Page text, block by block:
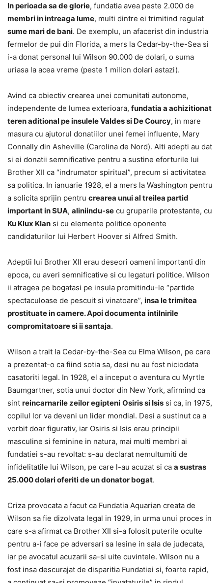
In perioada sa de glorie, fundatia avea peste 2.000 de
membri in intreaga lume, multi dintre ei trimitind regulat
sume mari de bani. De exemplu, un afacerist din industria
fermelor de pui din Florida, a mers la Cedar-by-the-Sea si
i-a donat personal lui Wilson 90.000 de dolari, o suma
uriasa la acea vreme (peste 1 milion dolari astazi).
Avind ca obiectiv crearea unei comunitati autonome,
independente de lumea exterioara, fundatia a achizitionat
teren aditional pe insulele Valdes si De Courcy, in mare
masura cu ajutorul donatiilor unei femei influente, Mary
Connally din Asheville (Carolina de Nord). Alti adepti au dat
si ei donatii semnificative pentru a sustine eforturile lui
Brother XII ca “indrumator spiritual”, precum si activitatea
sa politica. In ianuarie 1928, el a mers la Washington pentru
a solicita sprijin pentru crearea unui al treilea partid
important in SUA, aliniindu-se cu gruparile protestante, cu
Ku Klux Klan si cu elemente politice oponente
candidaturilor lui Herbert Hoover si Alfred Smith.
Adeptii lui Brother XII erau deseori oameni importanti din
epoca, cu averi semnificative si cu legaturi politice. Wilson
ii atragea pe bogatasi pe insula promitindu-le “partide
spectaculoase de pescuit si vinatoare”, insa le trimitea
prostituate in camere. Apoi documenta intilnirile
compromitatoare si ii santaja.
Wilson a trait la Cedar-by-the-Sea cu Elma Wilson, pe care
a prezentat-o ca fiind sotia sa, desi nu au fost niciodata
casatoriti legal. In 1928, el a inceput o aventura cu Myrtle
Baumgartner, sotia unui doctor din New York, afirmind ca
sint reincarnarile zeilor egipteni Osiris si Isis si ca, in 1975,
copilul lor va deveni un lider mondial. Desi a sustinut ca a
vorbit doar figurativ, iar Osiris si Isis erau principii
masculine si feminine in natura, mai multi membri ai
fundatiei s-au revoltat: s-au declarat nemultumiti de
infidelitatile lui Wilson, pe care l-au acuzat si ca a sustras
25.000 dolari oferiti de un donator bogat.
Criza provocata a facut ca Fundatia Aquarian creata de
Wilson sa fie dizolvata legal in 1929, in urma unui proces in
care s-a afirmat ca Brother XII si-a folosit puterile oculte
pentru a-i face pe adversari sa lesine in sala de judecata,
iar pe avocatul acuzarii sa-si uite cuvintele. Wilson nu a
fost insa descurajat de disparitia Fundatiei si, foarte rapid,